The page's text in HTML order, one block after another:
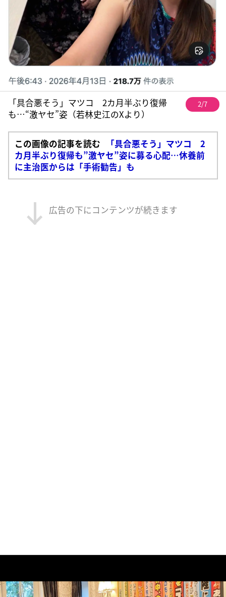
「具合悪そう」マツコ 2カ月半ぶり復帰
も…“激ヤセ”姿（若林史江のXより）
2/7
この画像の記事を読む
「具合悪そう」マツコ 2
カ月半ぶり復帰も”激ヤセ”姿に募る心配…休養前
に主治医からは「手術勧告」も
広告の下にコンテンツが続きます